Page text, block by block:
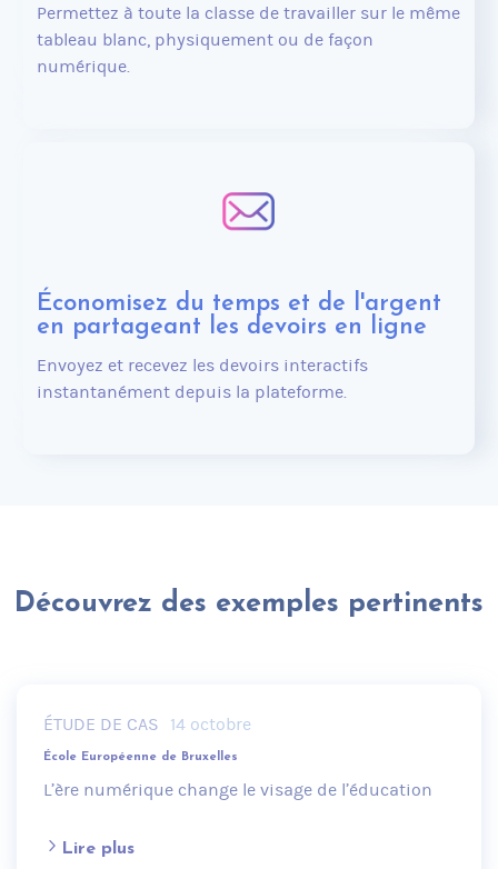
Permettez à toute la classe de travailler sur le même
tableau blanc, physiquement ou de façon
numérique.
Économisez du temps et de l'argent
en partageant les devoirs en ligne
Envoyez et recevez les devoirs interactifs
instantanément depuis la plateforme.
Découvrez des exemples pertinents
ÉTUDE DE CAS 14 octobre
École Européenne de Bruxelles
L’ère numérique change le visage de l’éducation
Lire plus